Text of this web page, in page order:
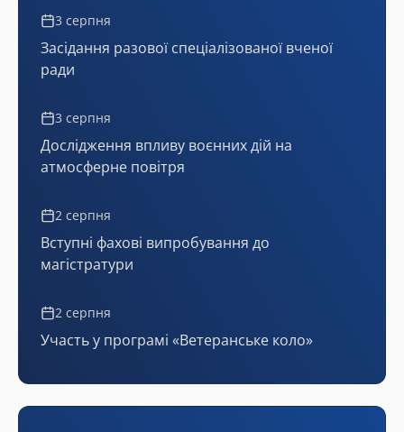
3 серпня
Засідання разової спеціалізованої вченої
ради
3 серпня
Дослідження впливу воєнних дій на
атмосферне повітря
2 серпня
Вступні фахові випробування до
магістратури
2 серпня
Участь у програмі «Ветеранське коло»